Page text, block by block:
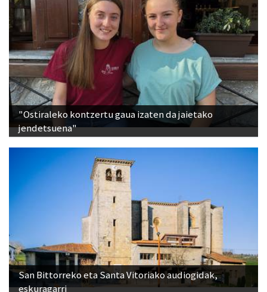
"Ostiraleko kontzertu gaua izaten da jaietako
jendetsuena"
San Bittorreko eta Santa Vitoriako audiogidak,
eskuragarri